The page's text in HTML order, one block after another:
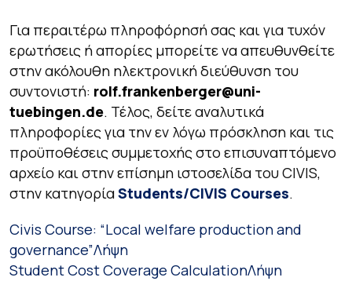
Για περαιτέρω πληροφόρησή σας και για τυχόν
ερωτήσεις ή απορίες μπορείτε να απευθυνθείτε
στην ακόλουθη ηλεκτρονική διεύθυνση του
συντονιστή: rolf.frankenberger@uni-
tuebingen.de. Τέλος, δείτε αναλυτικά
πληροφορίες για την εν λόγω πρόσκληση και τις
προϋποθέσεις συμμετοχής στο επισυναπτόμενο
αρχείο και στην επίσημη ιστοσελίδα του CIVIS,
στην κατηγορίαStudents/CIVIS Courses.
Civis Course: “Local welfare production and
governance”Λήψη
Student Cost Coverage CalculationΛήψη